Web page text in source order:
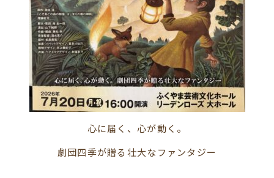
心に届く、心が動く。
劇団四季が贈る壮大なファンタジー